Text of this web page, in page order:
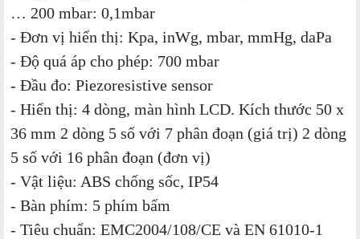
… 200 mbar: 0,1mbar
- Đơn vị hiển thị: Kpa, inWg, mbar, mmHg, daPa
- Độ quá áp cho phép: 700 mbar
- Đầu đo: Piezoresistive sensor
- Hiển thị: 4 dòng, màn hình LCD. Kích thước 50 x
36 mm 2 dòng 5 số với 7 phân đoạn (giá trị) 2 dòng
5 số với 16 phân đoạn (đơn vị)
- Vật liệu: ABS chống sốc, IP54
- Bàn phím: 5 phím bấm
- Tiêu chuẩn: EMC2004/108/CE và EN 61010-1